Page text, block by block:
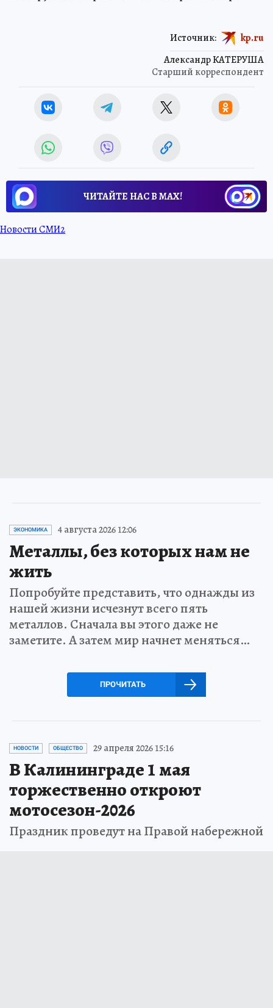
Александр КАТЕРУША
Старший корреспондент
Источник: kp.ru
ЧИТАЙТЕ НАС В МАХ!
Новости СМИ2
ЭКОНОМИКА 4 августа 2026 12:06
Металлы, без которых нам не
жить
Попробуйте представить, что однажды из
нашей жизни исчезнут всего пять
металлов. Сначала вы этого даже не
заметите. А затем мир начнет меняться…
ПРОЧИТАТЬ
НОВОСТИ ОБЩЕСТВО 29 апреля 2026 15:16
В Калининграде 1 мая
торжественно откроют
мотосезон-2026
Праздник проведут на Правой набережной